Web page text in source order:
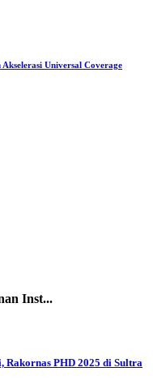
Universal Coverage
Inst...
Rakornas PHD 2025 di Sultra